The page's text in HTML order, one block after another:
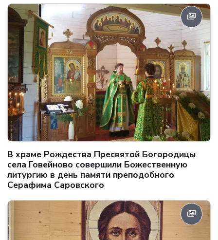
В храме Рождества Пресвятой Богородицы
села Говейново совершили Божественную
литургию в день памяти преподобного
Серафима Саровского